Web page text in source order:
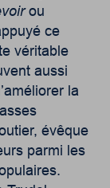
ou
ce
véritable
aussi
la
évêque
parmi les